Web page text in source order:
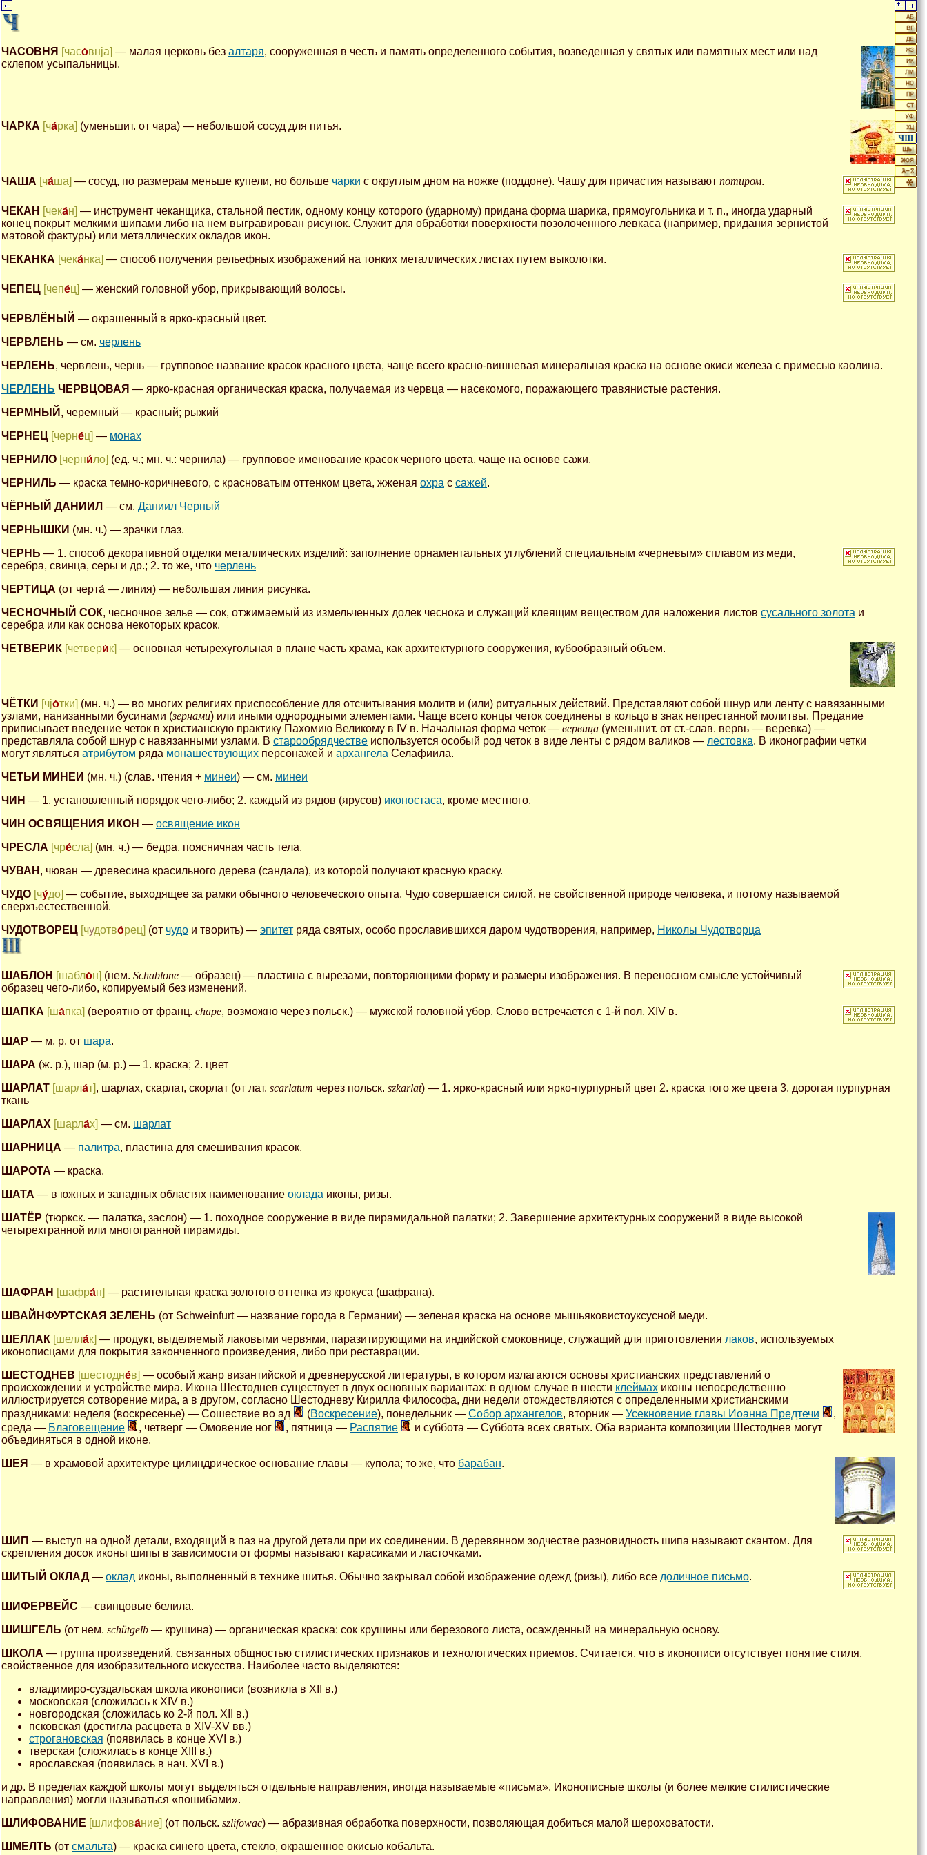
ЧАСОВНЯ [часо́внjа] — малая церковь без алтаря, сооруженная в честь и память определенного события, возведенная у святых или памятных мест или над
склепом усыпальницы.
ЧАРКА [ча́рка] (уменьшит. от чара) — небольшой сосуд для питья.
ЧАША [ча́ша] — сосуд, по размерам меньше купели, но больше чарки с округлым дном на ножке (поддоне). Чашу для причастия называют потиром.
ЧЕКАН [чека́н] — инструмент чеканщика, стальной пестик, одному концу которого (ударному) придана форма шарика, прямоугольника и т. п., иногда ударный
конец покрыт мелкими шипами либо на нем выгравирован рисунок. Служит для обработки поверхности позолоченного левкаса (например, придания зернистой
матовой фактуры) или металлических окладов икон.
ЧЕКАНКА [чека́нка] — способ получения рельефных изображений на тонких металлических листах путем выколотки.
ЧЕПЕЦ [чепе́ц] — женский головной убор, прикрывающий волосы.
ЧЕРВЛЁНЫЙ — окрашенный в ярко-красный цвет.
ЧЕРВЛЕНЬ — см. черлень
ЧЕРЛЕНЬ, червлень, чернь — групповое название красок красного цвета, чаще всего красно-вишневая минеральная краска на основе окиси железа с примесью каолина.
ЧЕРЛЕНЬ ЧЕРВЦОВАЯ — ярко-красная органическая краска, получаемая из червца — насекомого, поражающего травянистые растения.
ЧЕРМНЫЙ , черемный — красный; рыжий
ЧЕРНЕЦ [черне́ц] — монах
ЧЕРНИЛО [черни́ло] (ед. ч.; мн. ч.: чернила) — групповое именование красок черного цвета, чаще на основе сажи.
ЧЕРНИЛЬ — краска темно-коричневого, с красноватым оттенком цвета, жженая охра с сажей.
ЧЁРНЫЙ ДАНИИЛ — см. Даниил Черный
ЧЕРНЫШКИ (мн. ч.) — зрачки глаз.
ЧЕРНЬ — 1. способ декоративной отделки металлических изделий: заполнение орнаментальных углублений специальным «черневым» сплавом из меди,
серебра, свинца, серы и др.; 2. то же, что черлень
ЧЕРТИЦА (от черта́ — линия) — небольшая линия рисунка.
ЧЕСНОЧНЫЙ СОК, чесночное зелье — сок, отжимаемый из измельченных долек чеснока и служащий клеящим веществом для наложения листов сусального золота и
серебра или как основа некоторых красок.
ЧЕТВЕРИК [четвери́к] — основная четырехугольная в плане часть храма, как архитектурного сооружения, кубообразный объем.
ЧЁТКИ [чjо́тки] (мн. ч.) — во многих религиях приспособление для отсчитывания молитв и (или) ритуальных действий. Представляют собой шнур или ленту с навязанными
узлами, нанизанными бусинами (зернами) или иными однородными элементами. Чаще всего концы четок соединены в кольцо в знак непрестанной молитвы. Предание
приписывает введение четок в христианскую практику Пахомию Великому в IV в. Начальная форма четок — вервица (уменьшит. от ст.-слав. вервь — веревка) —
представляла собой шнур с навязанными узлами. В старообрядчестве используется особый род четок в виде ленты с рядом валиков — лестовка. В иконографии четки
могут являться атрибутом ряда монашествующих персонажей и архангела Селафиила.
ЧЕТЬИ МИНЕИ (мн. ч.) (слав. чтения + минеи) — см. минеи
ЧИН — 1. установленный порядок чего-либо; 2. каждый из рядов (ярусов) иконостаса, кроме местного.
ЧИН ОСВЯЩЕНИЯ ИКОН — освящение икон
ЧРЕСЛА [чре́сла] (мн. ч.) — бедра, поясничная часть тела.
ЧУВАН , чюван — древесина красильного дерева (сандала), из которой получают красную краску.
ЧУДО [чу́до] — событие, выходящее за рамки обычного человеческого опыта. Чудо совершается силой, не свойственной природе человека, и потому называемой
сверхъестественной.
ЧУДОТВОРЕЦ [чудотво́рец] (от чудо и творить) — эпитет ряда святых, особо прославившихся даром чудотворения, например, Николы Чудотворца
ШАБЛОН [шабло́н] (нем. Schablone — образец) — пластина с вырезами, повторяющими форму и размеры изображения. В переносном смысле устойчивый
образец чего-либо, копируемый без изменений.
ШАПКА [ша́пка] (вероятно от франц. chape, возможно через польск.) — мужской головной убор. Слово встречается с 1-й пол. XIV в.
ШАР — м. р. от шара.
ШАРА (ж. р.), шар (м. р.) — 1. краска; 2. цвет
ШАРЛАТ [шарла́т], шарлах, скарлат, скорлат (от лат. scarlatum через польск. szkarlat) — 1. ярко-красный или ярко-пурпурный цвет 2. краска того же цвета 3. дорогая пурпурная
ткань
ШАРЛАХ [шарла́х] — см. шарлат
ШАРНИЦА — палитра, пластина для смешивания красок.
ШАРОТА — краска.
ШАТА — в южных и западных областях наименование оклада иконы, ризы.
ШАТЁР (тюркск. — палатка, заслон) — 1. походное сооружение в виде пирамидальной палатки; 2. Завершение архитектурных сооружений в виде высокой
четырехгранной или многогранной пирамиды.
ШАФРАН [шафра́н] — растительная краска золотого оттенка из крокуса (шафрана).
ШВАЙНФУРТСКАЯ ЗЕЛЕНЬ (от Schweinfurt — название города в Германии) — зеленая краска на основе мышьяковистоуксусной меди.
ШЕЛЛАК [шелла́к] — продукт, выделяемый лаковыми червями, паразитирующими на индийской смоковнице, служащий для приготовления лаков, используемых
иконописцами для покрытия законченного произведения, либо при реставрации.
ШЕСТОДНЕВ [шестодне́в] — особый жанр византийской и древнерусской литературы, в котором излагаются основы христианских представлений о
происхождении и устройстве мира. Икона Шестоднев существует в двух основных вариантах: в одном случае в шести клеймах иконы непосредственно
иллюстрируется сотворение мира, а в другом, согласно Шестодневу Кирилла Философа, дни недели отождествляются с определенными христианскими
праздниками: неделя (воскресенье) — Сошествие во ад
(Воскресение), понедельник — Собор архангелов, вторник — Усекновение главы Иоанна Предтечи
,
среда — Благовещение , четверг — Омовение ног , пятница — Распятие
и суббота — Суббота всех святых. Оба варианта композиции Шестоднев могут
объединяться в одной иконе.
ШЕЯ — в храмовой архитектуре цилиндрическое основание главы — купола; то же, что барабан.
ШИП — выступ на одной детали, входящий в паз на другой детали при их соединении. В деревянном зодчестве разновидность шипа называют скантом. Для
скрепления досок иконы шипы в зависимости от формы называют карасиками и ласточками.
ШИТЫЙ ОКЛАД— оклад иконы, выполненный в технике шитья. Обычно закрывал собой изображение одежд (ризы), либо все доличное письмо.
ШИФЕРВЕЙС — свинцовые белила.
ШИШГЕЛЬ (от нем. schütgelb — крушина) — органическая краска: сок крушины или березового листа, осажденный на минеральную основу.
ШКОЛА — группа произведений, связанных общностью стилистических признаков и технологических приемов. Считается, что в иконописи отсутствует понятие стиля,
свойственное для изобразительного искусства. Наиболее часто выделяются:
владимиро-суздальская школа иконописи (возникла в XII в.)
московская (сложилась к XIV в.)
новгородская (сложилась ко 2-й пол. XII в.)
псковская (достигла расцвета в XIV-XV вв.)
строгановская (появилась в конце XVI в.)
тверская (сложилась в конце XIII в.)
ярославская (появилась в нач. XVI в.)
и др. В пределах каждой школы могут выделяться отдельные направления, иногда называемые «письма». Иконописные школы (и более мелкие стилистические
направления) могли называться «пошибами».
ШЛИФОВАНИЕ [шлифова́ние] (от польск. szlifowac) — абразивная обработка поверхности, позволяющая добиться малой шероховатости.
ШМЕЛТЬ (от смальта) — краска синего цвета, стекло, окрашенное окисью кобальта.